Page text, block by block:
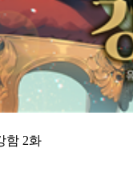
함 2화